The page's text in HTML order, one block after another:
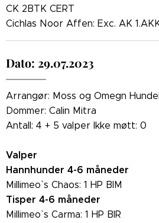
CK 2BTK CERT
Cichlas Noor Affen: Exc. AK
Dato: 29.07.2023
Arrangør: Moss og Omegn
Dommer: Calin Mitra
Antall: 4 + 5 valper Ikke møtt: 0
Valper
Hannhunder 4-6 måneder
Millimeo` s Chaos: 1 HP BIM
Tisper 4-6 måneder
Millimeo` s Carma: 1 HP BIR